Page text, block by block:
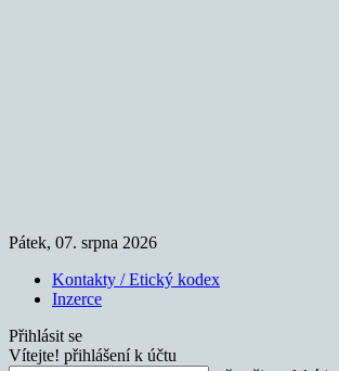
Pátek, 07. srpna 2026
Kontakty / Etický kodex
Inzerce
Přihlásit se
Vítejte! přihlášení k účtu